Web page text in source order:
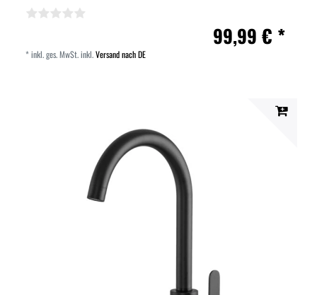
99,99 € *
*inkl. ges. MwSt.inkl.Versand nach DE